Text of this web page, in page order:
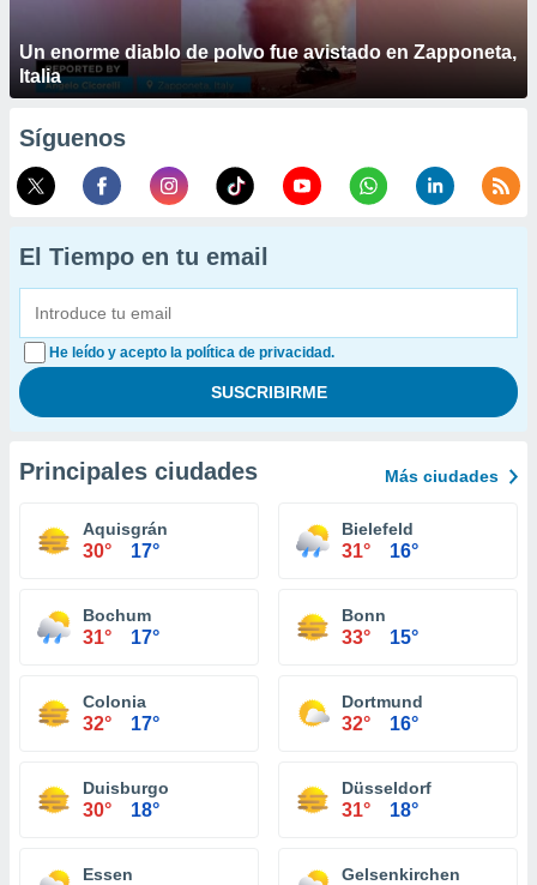
Un enorme diablo de polvo fue avistado en Zapponeta,
Italia
Síguenos
El Tiempo en tu email
He leído y acepto la política de privacidad.
Principales ciudades Más ciudades
Aquisgrán
30° 17°
Bielefeld
31° 16°
Bochum
31° 17°
Bonn
33° 15°
Colonia
32° 17°
Dortmund
32° 16°
Duisburgo
30° 18°
Düsseldorf
31° 18°
Essen Gelsenkirchen